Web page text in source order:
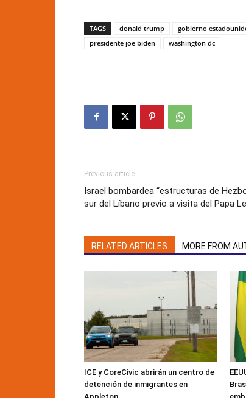
TAGS donald trump gobierno
presidente joe biden
washington dc
Previous article
Israel bombardea “estructuras de
sur del Líbano previo a visita del Papa
RELATED ARTICLES MORE FROM
ICE y CoreCivic abrirán un centro de
detención de inmigrantes en